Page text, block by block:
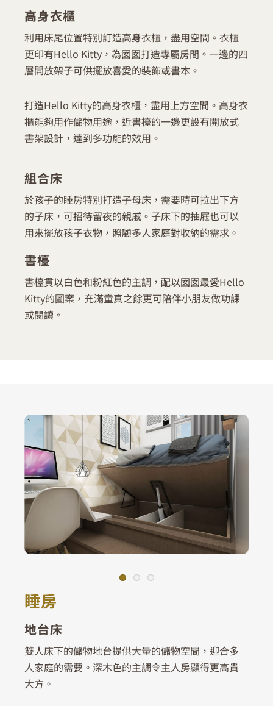
高身衣櫃
利用床尾位置特別訂造高身衣櫃，盡用空間。衣櫃
更印有Hello Kitty，為囡囡打造專屬房間。一邊的四
層開放架子可供擺放喜愛的裝飾或書本。
打造Hello Kitty的高身衣櫃，盡用上方空間。高身衣
櫃能夠用作儲物用途，近書檯的一邊更設有開放式
書架設計，達到多功能的效用。
組合床
於孩子的睡房特別打造子母床，需要時可拉出下方
的子床，可招待留夜的親戚。子床下的抽屜也可以
用來擺放孩子衣物，照顧多人家庭對收納的需求。
書檯
書檯貫以白色和粉紅色的主調，配以囡囡最愛Hello
Kitty的圖案，充滿童真之餘更可陪伴小朋友做功課
或閱讀。
睡房
地台床
雙人床下的儲物地台提供大量的儲物空間，迎合多
人家庭的需要。深木色的主調令主人房顯得更高貴
大方。